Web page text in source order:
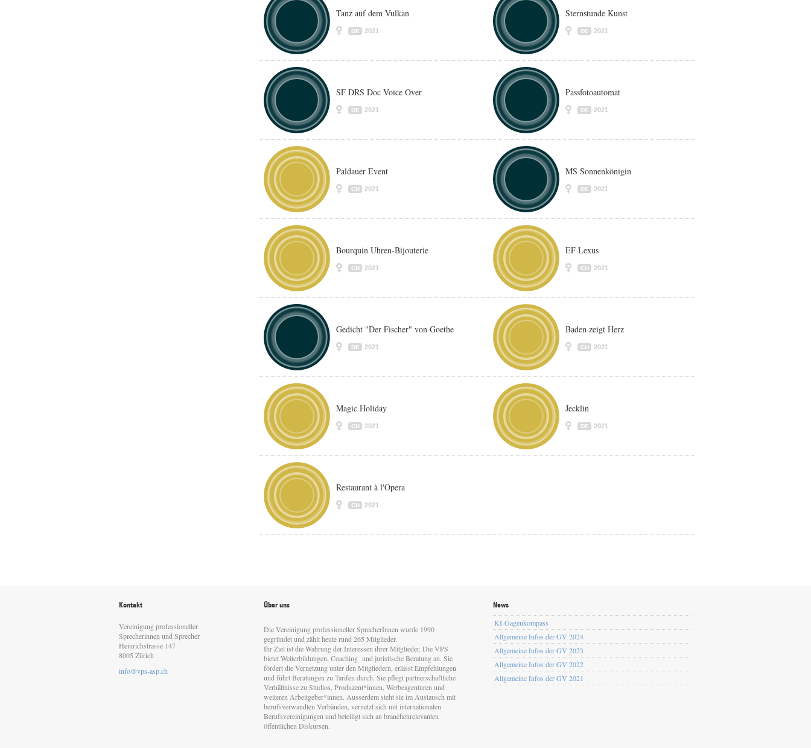
Tanz auf dem Vulkan
DE 2021
Sternstunde Kunst
DE 2021
SF DRS Doc Voice Over
DE 2021
Passfotoautomat
DE 2021
Paldauer Event
CH 2021
MS Sonnenkönigin
DE 2021
Bourquin Uhren-Bijouterie
CH 2021
EF Lexus
CH 2021
Gedicht "Der Fischer" von Goethe
DE 2021
Baden zeigt Herz
CH 2021
Magic Holiday
CH 2021
Jecklin
DE 2021
Restaurant à l'Opera
CH 2021
Kontakt
Vereinigung professioneller
Sprecherinnen und Sprecher
Heinrichstrasse 147
8005 Zürich
info@vps-asp.ch
Über uns
Die Vereinigung professioneller SprecherInnen wurde 1990
gegründet und zählt heute rund 265 Mitglieder.
Ihr Ziel ist die Wahrung der Interessen ihrer Mitglieder. Die VPS
bietet Weiterbildungen, Coaching und juristische Beratung an. Sie
fördert die Vernetzung unter den Mitgliedern, erlässt Empfehlungen
und führt Beratungen zu Tarifen durch. Sie pflegt partnerschaftliche
Verhältnisse zu Studios, Produzent*innen, Werbeagenturen und
weiteren Arbeitgeber*innen. Ausserdem steht sie im Austausch mit
berufsverwandten Verbänden, vernetzt sich mit internationalen
Berufsvereinigungen und beteiligt sich an branchenrelevanten
öffentlichen Diskursen.
News
KI-Gagenkompass
Allgemeine Infos der GV 2024
Allgemeine Infos der GV 2023
Allgemeine Infos der GV 2022
Allgemeine Infos der GV 2021